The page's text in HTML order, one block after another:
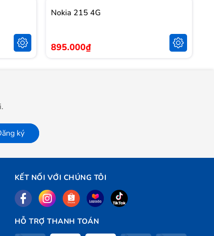
Nokia 215 4G
895.000₫
ký
KẾT NỐI VỚI CHÚNG TÔI
HỖ TRỢ THANH TOÁN